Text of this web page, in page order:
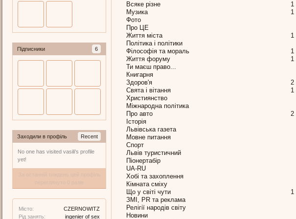
Підписники 6
Заходили в профіль Recent
No one has visited vasili's profile
yet!
Місто:
CZERNOWITZ
Рід занять:
ingenier of sex
Всяке різне
1
Музика
1
Фото
Про ЦЕ
Життя міста
1
Політика і політики
Філософія та мораль
1
Життя форуму
1
Ти маєш право...
Книгарня
Здоров'я
2
Свята і вітання
1
Християнство
Міжнародна політика
Про авто
2
Історія
Львівська газета
Мовне питання
Спорт
Львів туристичний
Піонертабір
UA-RU
Хобі та захоплення
Кімната сміху
Що у світі чути
1
ЗМІ, PR та реклама
Релігії народів світу
Новини